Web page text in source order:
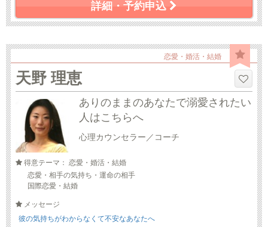
詳細・予約申込
恋愛・婚活・結婚
天野 理恵
ありのままのあなたで溺愛されたい
人はこちらへ
心理カウンセラー／コーチ
得意テーマ： 恋愛・婚活・結婚
恋愛・相手の気持ち・運命の相手
国際恋愛・結婚
メッセージ
彼の気持ちがわからなくて不安なあなたへ